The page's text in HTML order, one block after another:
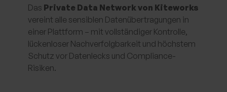
Das Private Data Network von Kiteworks
vereint alle sensiblen Datenübertragungen in
einer Plattform – mit vollständiger Kontrolle,
lückenloser Nachverfolgbarkeit und höchstem
Schutz vor Datenlecks und Compliance-
Risiken.